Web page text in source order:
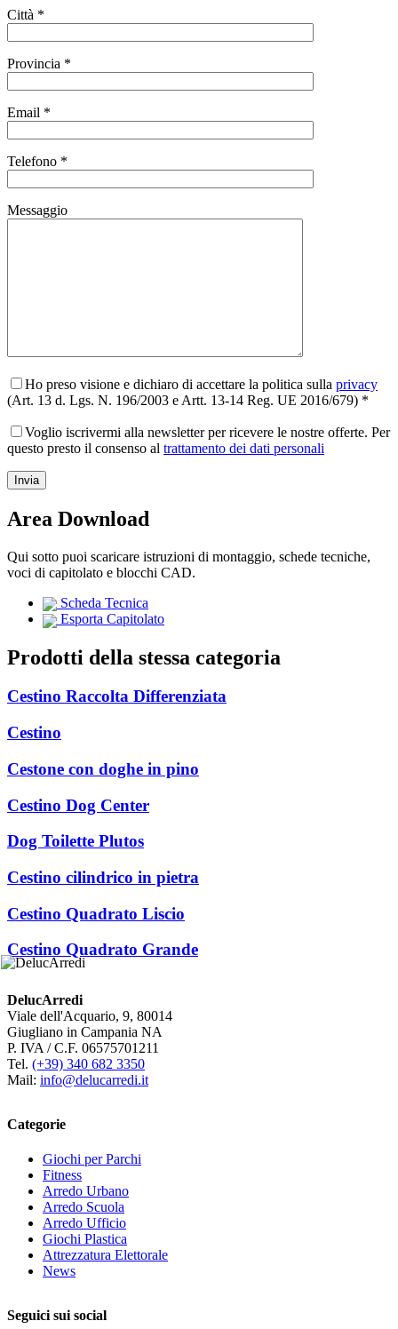
Città *
Provincia *
Email *
Telefono *
Messaggio
Ho preso visione e dichiaro di accettare la politica sulla privacy
(Art. 13 d. Lgs. N. 196/2003 e Artt. 13-14 Reg. UE 2016/679) *
Voglio iscrivermi alla newsletter per ricevere le nostre offerte. Per
questo presto il consenso al trattamento dei dati personali
Area Download
Qui sotto puoi scaricare istruzioni di montaggio, schede tecniche,
voci di capitolato e blocchi CAD.
Scheda Tecnica
Esporta Capitolato
Prodotti della stessa categoria
Cestino Raccolta Differenziata
Cestino
Cestone con doghe in pino
Cestino Dog Center
Dog Toilette Plutos
Cestino cilindrico in pietra
Cestino Quadrato Liscio
Cestino Quadrato Grande
DelucArredi
Viale dell'Acquario, 9, 80014
Giugliano in Campania NA
P. IVA / C.F. 06575701211
Tel. (+39) 340 682 3350
Mail: info@delucarredi.it
Categorie
Giochi per Parchi
Fitness
Arredo Urbano
Arredo Scuola
Arredo Ufficio
Giochi Plastica
Attrezzatura Elettorale
News
Seguici sui social